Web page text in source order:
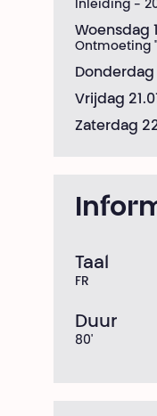
Inleiding -
Woensdag
Ontmoeting
Donderdag
Vrijdag
Zaterdag
Taal
FR
Duur
80'